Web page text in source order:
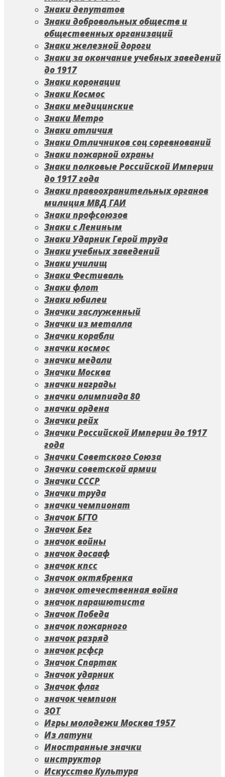
Знаки депутатов
Знаки добровольных обществ и
общественных организаций
Знаки железной дороги
Знаки за окончание учебных заведений
до 1917
Знаки коронации
Знаки Космос
Знаки медицинские
Знаки Метро
Знаки отличия
Знаки Отличников соц соревнований
Знаки пожарной охраны
Знаки полковые Российской Империи
до 1917 года
Знаки правоохранительных органов
милиция МВД ГАИ
Знаки профсоюзов
Знаки с Лениным
Знаки Ударник Герой труда
Знаки учебных заведений
Знаки училищ
Знаки Фестиваль
Знаки флот
Знаки юбилеи
Значки заслуженный
Значки из металла
Значки корабли
значки космос
значки медали
Значки Москва
значки награды
значки олимпиада 80
значки ордена
Значки рейх
Значки Российской Империи до 1917
года
Значки Советского Союза
Значки советской армии
Значки СССР
Значки труда
значки чемпионат
Значок БГТО
Значок Бег
значок войны
значок досааф
значок кпсс
Значок октябренка
значок отечественная война
значок парашютиста
Значок Победа
значок пожарного
значок разряд
значок рсфср
Значок Спартак
Значок ударник
Значок флаг
значок чемпион
ЗОТ
Игры молодежи Москва 1957
Из латуни
Иностранные значки
инструктор
Искусство Культура